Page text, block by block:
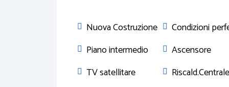
Nuova Costruzione
Condizioni
Piano intermedio
Ascensore
TV satellitare
Riscald.Centrale